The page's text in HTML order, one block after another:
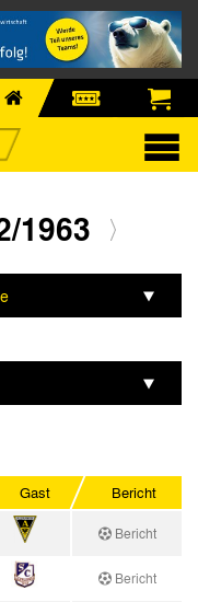
1963
Gast Bericht
Bericht
Bericht